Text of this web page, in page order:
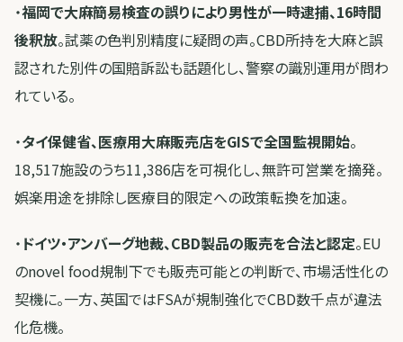
・福岡で大麻簡易検査の誤りにより男性が一時逮捕、16時間
後釈放。試薬の色判別精度に疑問の声。CBD所持を大麻と誤
認された別件の国賠訴訟も話題化し、警察の識別運用が問わ
れている。
・タイ保健省、医療用大麻販売店をGISで全国監視開始。
18,517施設のうち11,386店を可視化し、無許可営業を摘発。
娯楽用途を排除し医療目的限定への政策転換を加速。
・ ドイツ・アンバーグ地裁、CBD製品の販売を合法と認定。EU
のnovel food規制下でも販売可能との判断で、市場活性化の
契機に。一方、英国ではFSAが規制強化でCBD数千点が違法
化危機。